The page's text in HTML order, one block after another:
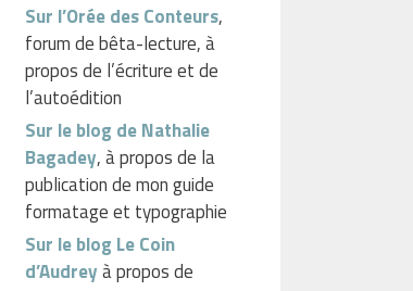
Sur l’Orée des Conteurs,
forum de bêta-lecture, à
propos de l’écriture et de
l’autoédition
Sur le blog de Nathalie
Bagadey, à propos de la
publication de mon guide
formatage et typographie
Sur le blog Le Coin
d’Audreyà propos de